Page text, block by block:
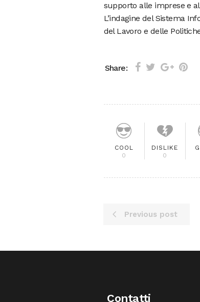
supporto alle imprese e
L’indagine del Sistema
del Lavoro e delle
Share:
COOL
0
DISLIKE
0
Previous post
Contatti